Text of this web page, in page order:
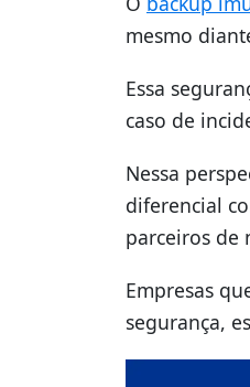
mesmo
Essa
caso de
Nessa
diferencial
parceiros de
Empresas
segurança,